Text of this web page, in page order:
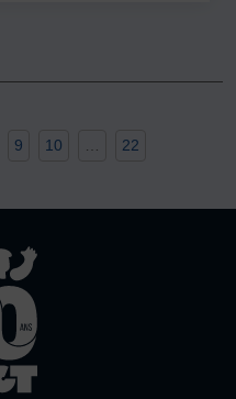
9 10 22